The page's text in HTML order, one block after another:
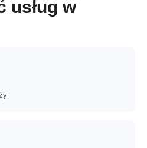
usług w